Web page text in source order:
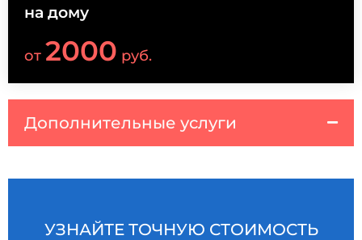
на дому
от 2000 руб.
Дополнительные услуги
УЗНАЙТЕ ТОЧНУЮ СТОИМОСТЬ